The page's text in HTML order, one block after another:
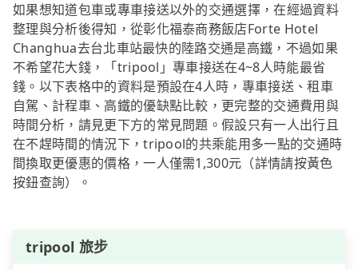
如果想知道包車或專車接送以外的交通選擇，在經過資料
整理與分析後得知，從彰化福泰商務飯店Forte Hotel
Changhua去台北車站最快的陸路交通是高鐵，不過如果
不希望花大錢，「tripool」專車接送在4~8人時能最省
錢。以下表格中的資料是預設在4人時，專車接送、租車
自駕、計程車、高鐵的優缺點比較，更完整的交通費用與
時間分析，請見更下方的常見問題。假設只有一人出行且
在不趕時間的情況下，tripool的共乘能用多一點的交通時
間換取更優惠的價格，一人僅需1,300元（詳情請按黃色
按鈕查詢）。
tripool 旅步